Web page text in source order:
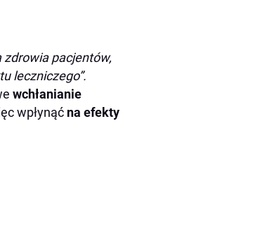
zdrowia pacjentów,
leczniczego”.
wchłanianie
wpłynąć na efekty